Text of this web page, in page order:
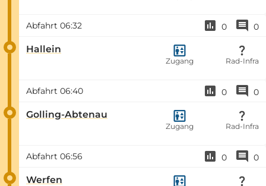
Abfahrt 06:32 0 0
Hallein
Zugang Rad-Infra
Abfahrt 06:40 0 0
Golling-Abtenau
Zugang Rad-Infra
Abfahrt 06:56 0 0
Werfen